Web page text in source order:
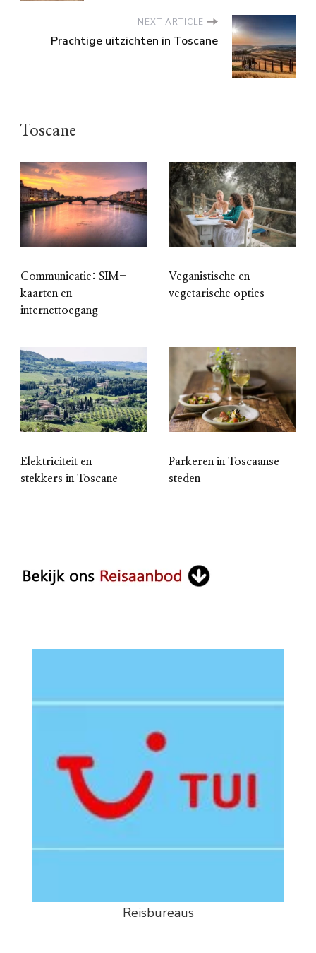
NEXT ARTICLE
Prachtige uitzichten in Toscane
Toscane
Communicatie: SIM-
kaarten en
internettoegang
Veganistische en
vegetarische opties
Elektriciteit en
stekkers in Toscane
Parkeren in Toscaanse
steden
Reisbureaus